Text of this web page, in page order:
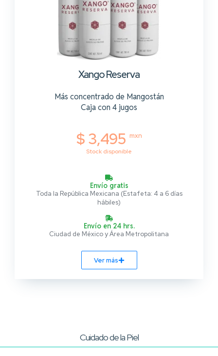
Xango Reserva
Más concentrado de Mangostán
Caja con 4 jugos
$ 3,495 mxn
Stock disponible
Envío gratis
Toda la República Mexicana (Estafeta: 4 a 6 días
hábiles)
Envío en 24 hrs.
Ciudad de México y Área Metropolitana
Ver más
Cuidado de la Piel